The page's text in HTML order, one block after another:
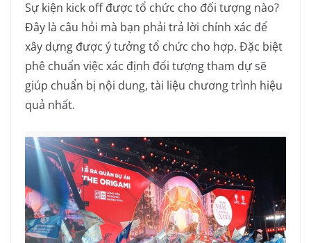
Sự kiện kick off được tổ chức cho đối tượng nào?
Đây là câu hỏi mà bạn phải trả lời chính xác để
xây dựng được ý tưởng tổ chức cho hợp. Đặc biệt
phê chuẩn việc xác định đối tượng tham dự sẽ
giúp chuẩn bị nội dung, tài liệu chương trình hiệu
quả nhất.